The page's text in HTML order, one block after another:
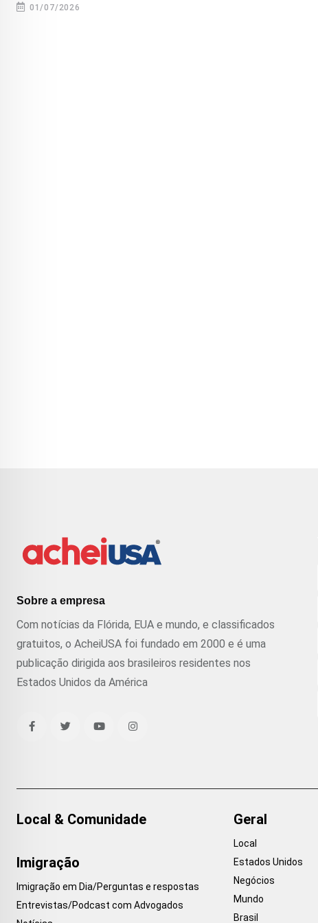
01/07/2026
Sobre a empresa
Com notícias da Flórida, EUA e mundo, e classificados
gratuitos, o AcheiUSA foi fundado em 2000 e é uma
publicação dirigida aos brasileiros residentes nos
Estados Unidos da América
Local & Comunidade
Imigração
Imigração em Dia/Perguntas e respostas
Entrevistas/Podcast com Advogados
Geral
Local
Estados Unidos
Negócios
Mundo
Brasil